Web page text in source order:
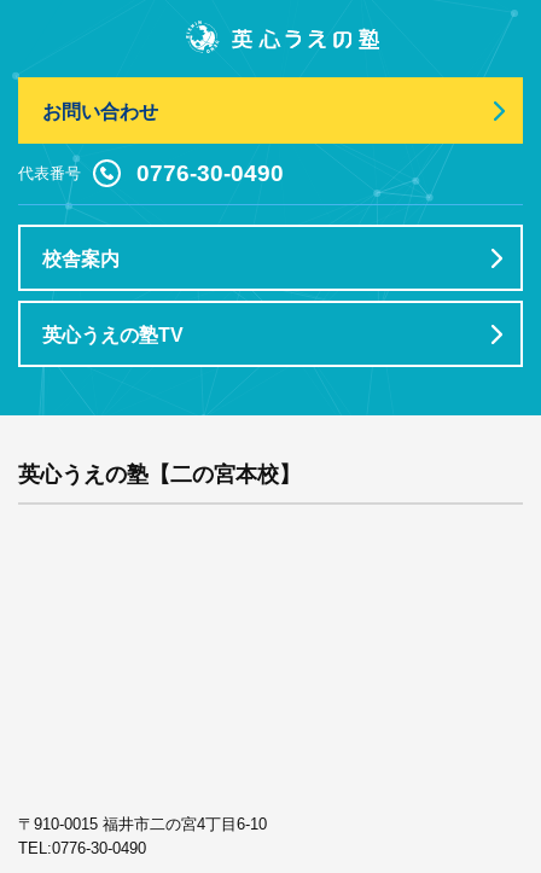
お問い合わせ
代表番号 0776-30-0490
校舎案内
英心うえの塾TV
英心うえの塾【二の宮本校】
〒910-0015 福井市二の宮4丁目6-10
TEL:0776-30-0490